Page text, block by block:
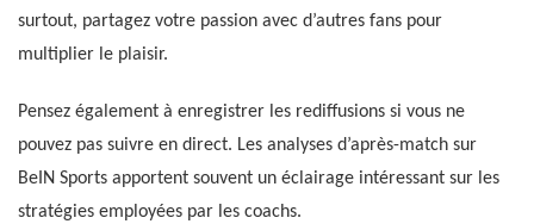
surtout, partagez votre passion avec d’autres fans pour
multiplier le plaisir.
Pensez également à enregistrer les rediffusions si vous ne
pouvez pas suivre en direct. Les analyses d’après-match sur
BeIN Sports apportent souvent un éclairage intéressant sur les
stratégies employées par les coachs.